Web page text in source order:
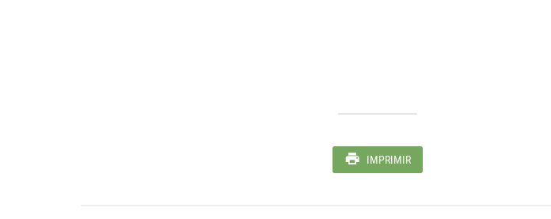
IMPRIMIR